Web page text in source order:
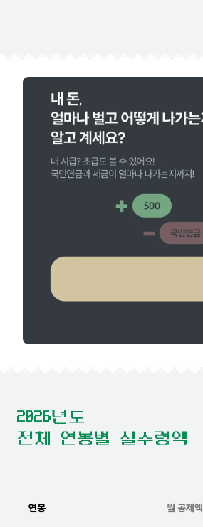
2026년도
전체 연봉별 실수령액
연봉 월 공제액